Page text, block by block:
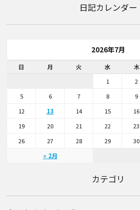
日記カレンダー
2026年7月
日 月 火 水 木
« 2月
1 2
5
6 7 8 9
12
13 14 15 16
19
20 21 22 23
26
27 28 29 30
カテゴリ